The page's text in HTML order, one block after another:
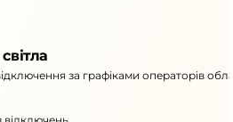
за графіками операторів